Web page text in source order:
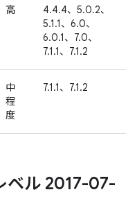
高
4.4.4、5.0.2、
5.1.1、6.0、
6.0.1、7.0、
7.1.1、7.1.2
中
程
度
7.1.1、7.1.2
ベル 2017-07-